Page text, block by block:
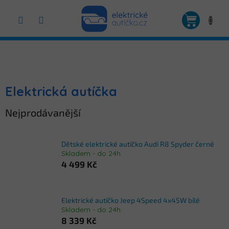
obsah
Elektrická autíčka
Nejprodávanější
Dětské elektrické autíčko Audi R8 Spyder černé
Skladem - do 24h
4 499 Kč
Elektrické autíčko Jeep 4Speed 4x45W bílé
Skladem - do 24h
8 339 Kč